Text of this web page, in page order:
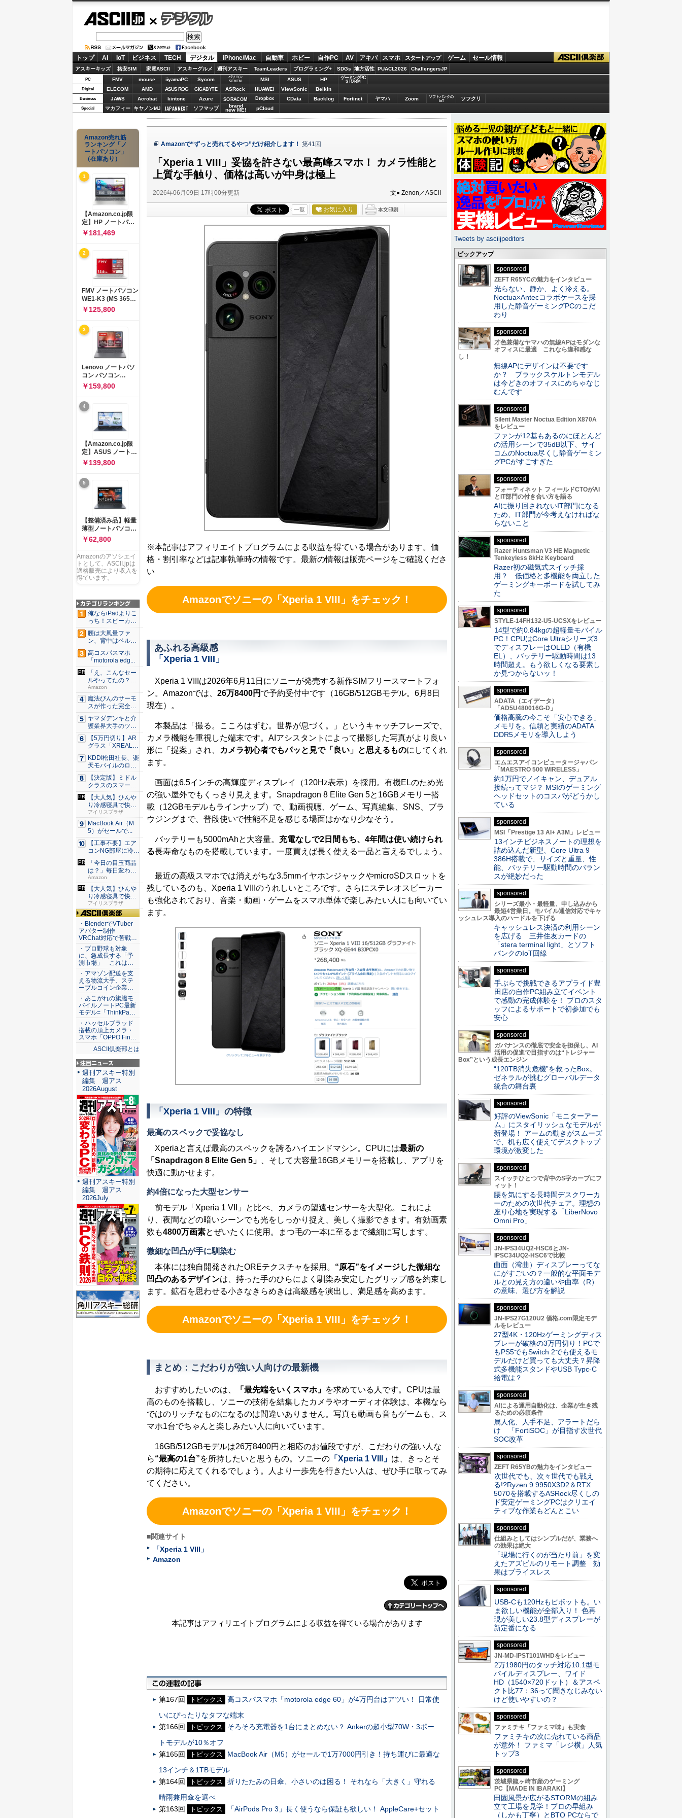
デジタル
トップ AI IoT ビジネス TECH デジタル iPhone/Mac 自動車 ホビー 自作PC AV アキバ スマホ スタートアップ ゲーム セール情報
アスキーキッズ 格安SIM 家電ASCII アスキーグルメ 週刊アスキー TeamLeaders プログラミング+ SDGs 地方活性 PUACL2026 ChallengersJP
PC FMV mouse iiyamaPC Sycom
パソコン
SEVEN
MSI ASUS HP ゲーミングPC
STORM
Digital ELECOM AMD ASUS ROG GIGABYTE ASRock HUAWEI ViewSonic Belkin
Business JAWS Acrobat kintone Azure SORACOM Dropbox CData Backlog Fortinet ヤマハ Zoom
ソフトバンクの
IoT
ソフクリ
Special マカフィー キヤノンMJ JAPANNEXT ソフマップ brand
new ME! pCloud
Amazonで“ずっと売れてるやつ”だけ紹介します！ 第41回
「Xperia 1 VIII」妥協を許さない最高峰スマホ！ カメラ性能と
上質な手触り、価格は高いが中身は極上
2026年06月09日 17時00分更新 文● Zenon／ASCII
一覧 お気に入り
※本記事はアフィリエイトプログラムによる収益を得ている場合があります。価
格・割引率などは記事執筆時の情報です。最新の情報は販売ページをご確認くださ
い
Amazonでソニーの「Xperia 1 VIII」をチェック！
あふれる高級感
「Xperia 1 VIII」
Xperia 1 VIIIは2026年6月11日にソニーが発売する新作SIMフリースマートフォ
ン。Amazonでは、 26万8400円 で予約受付中です（16GB/512GBモデル。6月8日
現在）。
本製品は「撮る。こころはずむ。世界が息づく。」というキャッチフレーズで、
カメラ機能を重視した端末です。AIアシスタントによって撮影した写真がより良い
形に「提案」され、
カメラ初心者でもパッと見で「良い」と思えるものにしてくれ
ます。
画面は6.5インチの高輝度ディスプレイ（120Hz表示）を採用。有機ELのため光
の強い屋外でもくっきり見えます。Snapdragon 8 Elite Gen 5と16GBメモリー搭
載（12GBモデルもラインナップ）で、動画視聴、ゲーム、写真編集、SNS、ブラ
ウジングまで、普段使いで性能不足を感じる場面はかなり少なそう。
バッテリーも5000mAhと大容量。 充電なしで2日間もち、4年間は使い続けられ
る長寿命なものを搭載しています。一度買えば長く使える一品と言えるでしょう。
最近の高級スマホでは消えがちな3.5mmイヤホンジャックやmicroSDスロットを
残しているのも、Xperia 1 VIIIのうれしいところです。さらにステレオスピーカー
も強化されており、音楽・動画・ゲームをスマホ単体で楽しみたい人にも向いてい
ます。
「Xperia 1 VIII」 の特徴
最高のスペックで妥協なし
Xperiaと言えば最高のスペックを誇るハイエンドマシン。CPUには最新の
「Snapdragon 8 Elite Gen 5」
、そして大容量16GBメモリーを搭載し、アプリを
快適に動かせます。
約4倍になった大型センサー
前モデル「Xperia 1 VII」と比べ、カメラの望遠センサーを大型化。これによ
り、夜間などの暗いシーンでも光をしっかり捉え、美しく撮影できます。有効画素
数も4800万画素とぜいたくに使用。まつ毛の一本に至るまで繊細に写します。
微細な凹凸が手に馴染む
本体には独自開発されたOREテクスチャを採用。 “原石”をイメージした微細な
凹凸のあるデザインは、持った手のひらによく馴染み安定したグリップ感を約束し
ます。鉱石を思わせる小さなきらめきは高級感を演出し、満足感を高めます。
Amazonでソニーの「Xperia 1 VIII」をチェック！
まとめ：こだわりが強い人向けの最新機
おすすめしたいのは、 「最先端をいくスマホ」 を求めている人です。CPUは最
高のものを搭載し、ソニーの技術を結集したカメラやオーディオ体験は、本機なら
ではのリッチなものになるのは間違いありません。写真も動画も音もゲームも、ス
マホ1台でちゃんと楽しみたい人に向いています。
16GB/512GBモデルは26万8400円と相応のお値段ですが、こだわりの強い人な
ら“最高の1台”を所持したいと思うもの。ソニーの 「Xperia 1 VIII」 は、きっとそ
の期待に応えてくれるでしょう。人より一歩先を行きたい人は、ぜひ手に取ってみ
てください。
Amazonでソニーの「Xperia 1 VIII」をチェック！
■関連サイト
「Xperia 1 VIII」
Amazon
本記事はアフィリエイトプログラムによる収益を得ている場合があります
第167回 トピックス
高コスパスマホ「motorola edge 60」が4万円台はアツい！ 日常使
いにぴったりなタフな端末
第166回
トピックス
そろそろ充電器を1台にまとめない？ Ankerの超小型70W・3ポー
トモデルが10％オフ
第165回
トピックス
MacBook Air（M5）がセールで1万7000円引き！持ち運びに最適な
13インチ＆1TBモデル
第164回
トピックス
折りたたみの日傘、小さいのは困る！ それなら「大きく」守れる
晴雨兼用傘を選べ
第163回
トピックス 「AirPods Pro 3」長く使うなら保証も欲しい！ AppleCare+セット
Amazon売れ筋
ランキング「ノ
ートパソコン」
（在庫あり）
1
【Amazon.co.jp限
定】HP ノートパソ
コン 15-fd 15.6イン
チ インテル Core 5
120U メモリ16GB
SSD512GB
Windows 11
Microsoft Office
2024搭載 WPS
Office搭載 カメラシ
ャッター 指紋認証 薄
型 Copilotキー搭載
ナチュラルシルバー
￥181,469
2
FMV ノートパソコン
WE1-K3 (MS 365
Personal/Copilotキ
ー搭載/Win 11/15.6
型/Core
i5/16GB/SSD
512GB/ホワイト)
FMVWK3E15W_AZ
￥125,800
3
Lenovo ノートパソ
コン パソコン
IdeaPad Slim 3 14.0
インチ AMD
Ryzen™ 5 8640HS
メモリ16GB
SSD512GB
Microsoft 365 試用
版 Windows11 バッ
テリー駆動12.6時間
重量1.39kg ルナグレ
ー 83K9003JJP ノー
トPC
￥159,800
4
【Amazon.co.jp限
定】ASUS ノートパ
ソコン Vivobook 15
M1502NAQ 15.6イ
ンチ AMD Ryzen 7
170 メモリ16GB
SSD 512GB
Microsoft 365
Personal (24か月版)
搭載 Windows 11 重
量1.7kg Wi-Fi 6E ク
ワイエットブルー
M1502NAQ-
￥139,800
5
【整備済み品】軽量
薄型ノートパソコン
dynabook G83 ■
13.3型
FHD(1920x1080) -
高性能第11世代Core
i5-1135G7 - メモリ
16GB - SSD 256GB
USB Type-C - MS
Office 2021 - Win11
搭載
￥62,800
Amazonのアソシエイ
トとして、ASCII.jpは
適格販売により収入を
得ています。
俺ならiPadよりこ
っち！スピーカー
9個...
腰は大風量ファ
ン、背中はペルチ
ェ冷却。ダ...
高コスパスマホ
「motorola edg...
「え、こんなセー
ルやってたの？」
80％O...
Amazon
魔法びんのサーモ
スが作った完全遮
光100...
ヤマダデンキと介
護業界大手のツク
イが協業...
【5万円切り】AR
グラス「XREAL
x...
KDDI松田社長、楽
天モバイルのロー
ミン...
【決定版】ミドル
クラスのスマート
フォンの...
【大人気】ひんや
り冷感寝具で快適
な睡眠を...
アイリスプラザ
MacBook Air（M
5）がセールで...
【工事不要】エア
コンNG部屋に冷房
を！ ...
「今日の目玉商品
は？」毎日変わる
Amaz...
Amazon
【大人気】ひんや
り冷感寝具で快適
な睡眠を...
アイリスプラザ
ASCII倶楽部
・BlenderでVTuber
アバター制作
VRChat対応で苦戦…
・プロ野球も対象
に、急成長する「予
測市場」 これは…
・アマゾン配送を支
える物流大手、ステ
ーブルコイン企業…
・あこがれの旗艦モ
バイルノートPC最新
モデル=「ThinkPa…
・ハッセルブラッド
搭載の頂上カメラ・
スマホ「OPPO Fin…
ASCII倶楽部とは
注目ニュース
週刊アスキー特別
編集 週アス
2026August
週刊アスキー特別
編集 週アス
2026July
Tweets by asciijpeditors
ピックアップ
sponsored
ZEFT R65YCの魅力をインタビュー
光らない、静か、よく冷える。
Noctua×Antecコラボケースを採
用した静音ゲーミングPCのこだ
わり
sponsored
才色兼備なヤマハの無線APはモダンな
オフィスに最適 これなら違和感な
し！
無線APにデザインは不要です
か？ ブラックスケルトンモデル
は今どきのオフィスにめちゃなじ
むんです
sponsored
Silent Master Noctua Edition X870A
をレビュー
ファンが12基もあるのにほとんど
の活用シーンで35dB以下、サイ
コムのNoctua尽くし静音ゲーミン
グPCがすごすぎた
sponsored
フォーティネット フィールドCTOがAI
とIT部門の付き合い方を語る
AIに振り回されないIT部門になる
ため、IT部門が今考えなければな
らないこと
sponsored
Razer Huntsman V3 HE Magnetic
Tenkeyless 8kHz Keyboard
Razer初の磁気式スイッチ採
用？ 低価格と多機能を両立した
ゲーミングキーボードを試してみ
た
sponsored
STYLE-14FH132-U5-UCSXをレビュー
14型で約0.84kgの超軽量モバイル
PC！CPUはCore Ultraシリーズ3
でディスプレーはOLED（有機
EL）、バッテリー駆動時間は13
時間超え。もう欲しくなる要素し
か見つからないッ！
sponsored
ADATA（エイデータ）
「AD5U480016G-D」
価格高騰の今こそ「安心できる」
メモリを。信頼と実績のADATA
DDR5メモリを導入しよう
sponsored
エムエスアイコンピュータージャパン
「MAESTRO 500 WIRELESS」
約1万円でノイキャン、デュアル
接続ってマジ？ MSIのゲーミング
ヘッドセットのコスパがどうかし
ている
sponsored
MSI「Prestige 13 AI+ A3M」レビュー
13インチビジネスノートの理想を
詰め込んだ新型、Core Ultra 9
386H搭載で、サイズと重量、性
能、バッテリー駆動時間のバラン
スが絶妙だった
sponsored
シリーズ最小・最軽量、申し込みから
最短4営業日。モバイル通信対応でキャ
ッシュレス導入のハードルを下げる
キャッシュレス決済の利用シーン
を広げる 三井住友カードの
「stera terminal light」とソフト
バンクのIoT回線
sponsored
手ぶらで挑戦できるアプライド豊
田店の自作PC組み立てイベント
で感動の完成体験を！ プロのスタ
ッフによるサポートで初参加でも
安心
sponsored
ガバナンスの徹底で安全を担保し、AI
活用の促進で目指すのは“トレジャー
Box”という成長エンジン
“120TB消失危機”を救ったBox。
ゼネラルが挑むグローバルデータ
統合の舞台裏
sponsored
好評のViewSonic「モニターアー
ム」にスタイリッシュなモデルが
新登場！ アームの動きがスムーズ
で、机も広く使えてデスクトップ
環境が激変した
sponsored
スイッチひとつで背中のS字カーブにフ
ィット！
腰を気にする長時間デスクワーカ
ーのための次世代チェア。理想の
座り心地を実現する「LiberNovo
Omni Pro」
sponsored
JN-IPS34UQ2-HSC6とJN-
IPSC34UQ2-HSC6で比較
曲面（湾曲）ディスプレーってな
にがすごいの？一般的な平面モデ
ルとの見え方の違いや曲率（R）
の意味、選び方を解説
sponsored
JN-IPS27G120U2 価格.com限定モデ
ルをレビュー
27型4K・120Hzゲーミングディス
プレーが破格の3万円切り！PCで
もPS5でもSwitch 2でも使えるモ
デルだけど買っても大丈夫？昇降
式多機能スタンドやUSB Typc-C
給電は？
sponsored
AIによる運用自動化は、企業が生き残
るための必須条件
属人化、人手不足、アラートだら
け 「FortiSOC」が目指す次世代
SOC改革
sponsored
ZEFT R65YBの魅力をインタビュー
次世代でも、次々世代でも戦え
る!?Ryzen 9 9950X3D2＆RTX
5070を搭載するASRock尽くしの
ド安定ゲーミングPCはクリエイ
ティブな作業もどんとこい
sponsored
仕組みとしてはシンプルだが、業務へ
の効果は絶大
「現場に行くのが当たり前」を変
えたアズビルのリモート調整 効
果はプライスレス
sponsored
USB-Cも120Hzもピボットも。い
ま欲しい機能が全部入り！ 色再
現が美しい23.8型ディスプレーが
新定番になる
sponsored
JN-MD-IPST101WHDをレビュー
2万1980円のタッチ対応10.1型モ
バイルディスプレー、ワイド
HD（1540×720ドット）＆アスペ
クト比77：36って聞きなじみない
けど使いやすいの？
sponsored
ファミチキ「ファミマ味」も実食
ファミチキの次に売れている商品
が意外！ ファミマ「レジ横」人気
トップ3
sponsored
茨城県龍ヶ崎市産のゲーミング
PC【MADE IN IBARAKI】
田園風景が広がるSTORMの組み
立て工場を見学！プロの早組み
（しかも丁寧）とBTO PCならで